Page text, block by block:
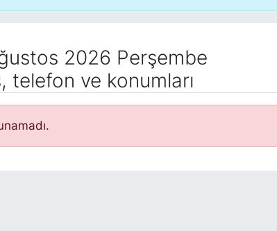
2026 Perşembe
ve konumları